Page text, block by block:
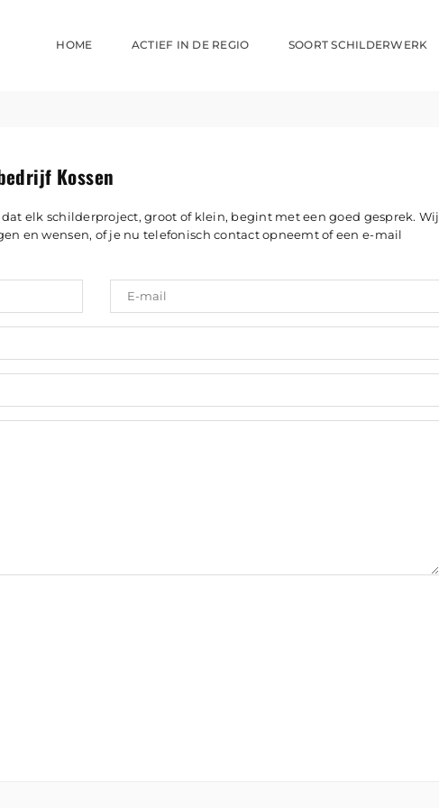
HOME ACTIEF IN DE REGIO SOORT SCHILDERWERK
Kossen
elk schilderproject, groot of klein, begint met een goed gesprek. Wij
en wensen, of je nu telefonisch contact opneemt of een e-mail